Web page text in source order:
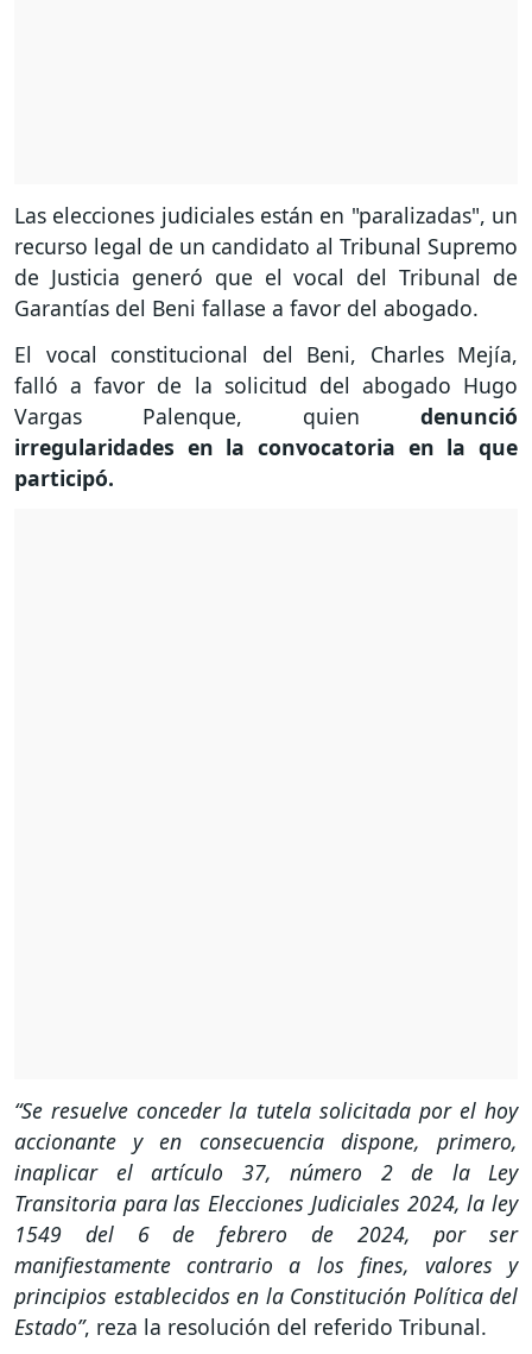
Las elecciones judiciales están en "paralizadas", un
recurso legal de un candidato al Tribunal Supremo
de Justicia generó que el vocal del Tribunal de
Garantías del Beni fallase a favor del abogado.
El vocal constitucional del Beni, Charles Mejía,
falló a favor de la solicitud del abogado Hugo
Vargas Palenque, quien denunció
irregularidades en la convocatoria en la que
participó.
“Se resuelve conceder la tutela solicitada por el hoy
accionante y en consecuencia dispone, primero,
inaplicar el artículo 37, número 2 de la Ley
Transitoria para las Elecciones Judiciales 2024, la ley
1549 del 6 de febrero de 2024, por ser
manifiestamente contrario a los fines, valores y
principios establecidos en la Constitución Política del
Estado”, reza la resolución del referido Tribunal.